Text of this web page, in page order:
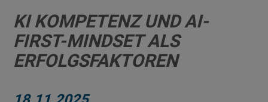
KI KOMPETENZ UND AI-
FIRST-MINDSET ALS
ERFOLGSFAKTOREN